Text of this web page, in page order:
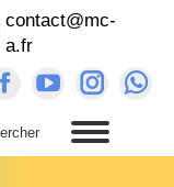
contact@mc-
a.fr
Facebook
opens
YouTube
opensopens